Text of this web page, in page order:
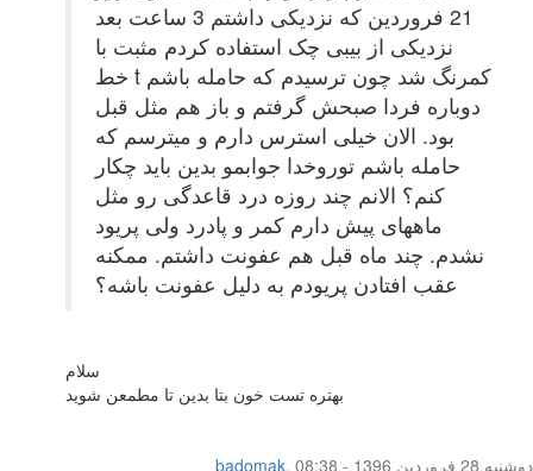
21 فروردین که نزدیکی داشتم 3 ساعت بعد
نزدیکی از بیبی چک استفاده کردم مثبت با
خط t کمرنگ شد چون ترسیدم که حامله باشم
دوباره فردا صبحش گرفتم و باز هم مثل قبل
بود. الان خیلی استرس دارم و میترسم که
حامله باشم توروخدا جوابمو بدین باید چکار
کنم؟ الانم چند روزه درد قاعدگی رو مثل
ماههای پیش دارم کمر و پادرد ولی پریود
نشدم. چند ماه قبل هم عفونت داشتم. ممکنه
عقب افتادن پریودم به دلیل عفونت باشه؟
سلام
بهتره تست خون بتا بدین تا مطمعن شوید
badomak, دوشنبه 28 فروردین 1396 - 08:38